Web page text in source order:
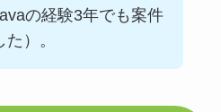
の経験3年でも案件
）。